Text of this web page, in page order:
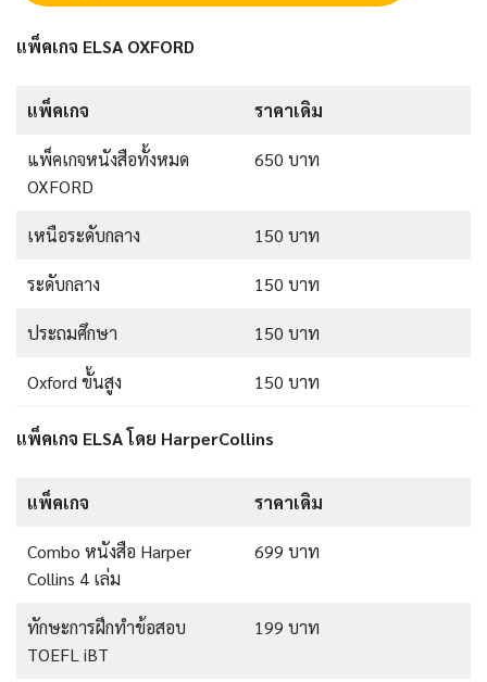
แพ็คเกจ ELSA OXFORD
แพ็คเกจ ราคาเดิม
แพ็คเกจหนังสือทั้งหมด
OXFORD
650 บาท
เหนือระดับกลาง 150 บาท
ระดับกลาง 150 บาท
ประถมศึกษา 150 บาท
Oxford ขั้นสูง 150 บาท
แพ็คเกจ ELSA โดย HarperCollins
แพ็คเกจ ราคาเดิม
Combo หนังสือ Harper
Collins 4 เล่ม
699 บาท
ทักษะการฝึกทำข้อสอบ
TOEFL iBT
199 บาท